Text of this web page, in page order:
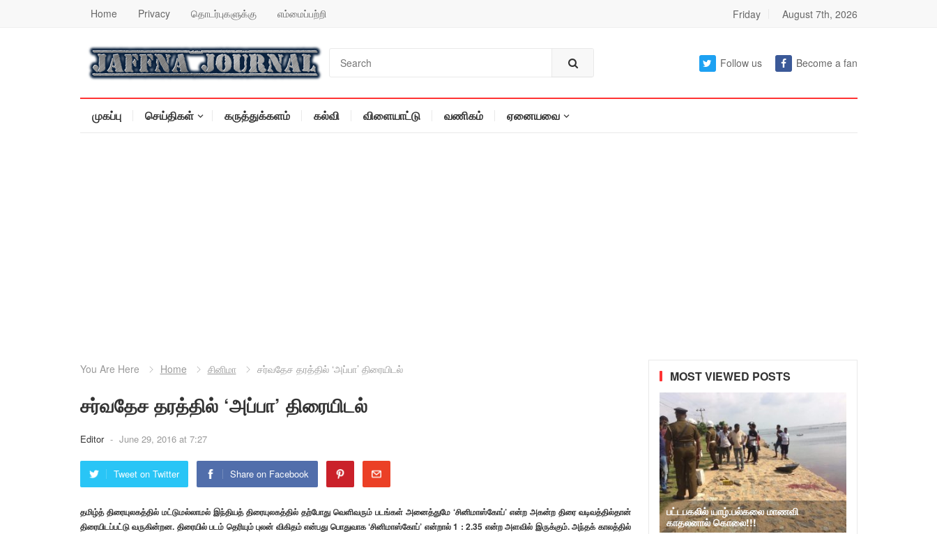
Home Privacy தொடர்புகளுக்கு எம்மைப்பற்றி Friday August 7th, 2026
Follow us Become a fan
முகப்பு செய்திகள் கருத்துக்களம் கல்வி விளையாட்டு வணிகம் ஏனையவை
You Are Here Home சினிமா சர்வதேச தரத்தில் ‘அப்பா’ திரையிடல்
சர்வதேச தரத்தில் ‘அப்பா’ திரையிடல்
Editor - June 29, 2016 at 7:27
Tweet on Twitter Share on Facebook
தமிழ்த் திரையுலகத்தில் மட்டுமல்லாமல் இந்தியத் திரையுலகத்தில் தற்போது வெளிவரும் படங்கள் அனைத்துமே ‘சினிமாஸ்கோப்’ என்ற அகன்ற திரை வடிவத்தில்தான்
திரையிடப்பட்டு வருகின்றன. திரையில் படம் தெரியும் புலன் விகிதம் என்பது பொதுவாக ‘சினிமாஸ்கோப்’ என்றால் 1 : 2.35 என்ற அளவில் இருக்கும். அந்தக் காலத்தில்
MOST VIEWED POSTS
பட்டபகலில் யாழ்.பல்கலை மாணவி
காதலனால் கொலை!!!